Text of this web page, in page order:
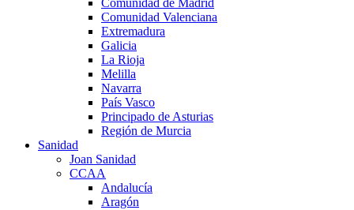
Comunidad Valenciana
Extremadura
Galicia
La Rioja
Melilla
Navarra
País Vasco
Principado de Asturias
Región de Murcia
Sanidad
Joan Sanidad
CCAA
Andalucía
Aragón